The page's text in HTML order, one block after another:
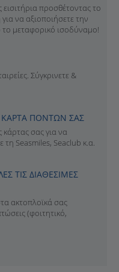
προσθέτοντας το
να αξιοποιήσετε την
μεταφορικό ισοδύναμο!
Σύγκρινετε &
ΠΟΝΤΩΝ ΣΑΣ
σας για να
τη Seasmiles, Seaclub κ.α.
ΤΙΣ ΔΙΑΘΕΣΙΜΕΣ
ακτοπλοϊκά σας
(φοιτητικό,